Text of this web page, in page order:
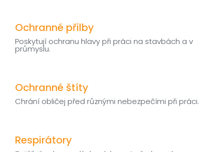
Ochranné přilby
Poskytují ochranu hlavy při práci na stavbách a v
průmyslu.
Ochranné štíty
Chrání obličej před různými nebezpečími při práci.
Respirátory